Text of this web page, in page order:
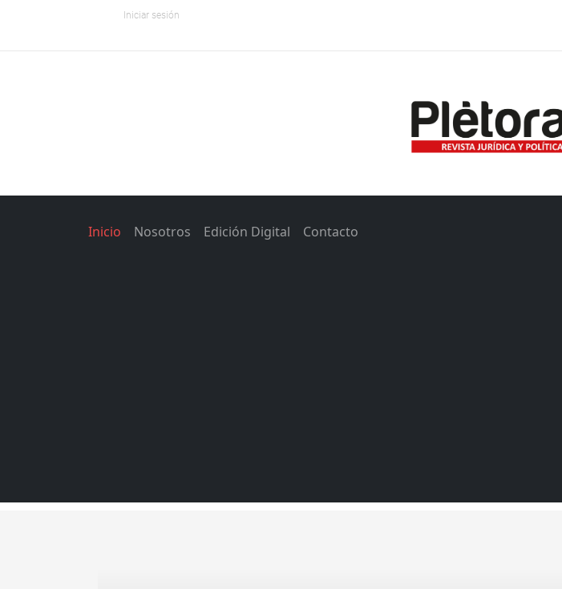
Iniciar sesión
Inicio Nosotros Edición Digital Contacto